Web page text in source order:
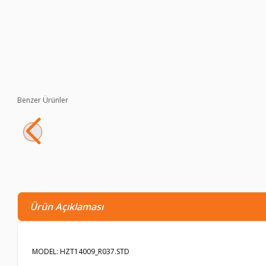
Benzer Ürünler
Thermoform Non Flame Master Lenzing FR / Kermel Aleve
1.128,40
Ürün Açıklaması
MODEL: HZT14009_R037.STD